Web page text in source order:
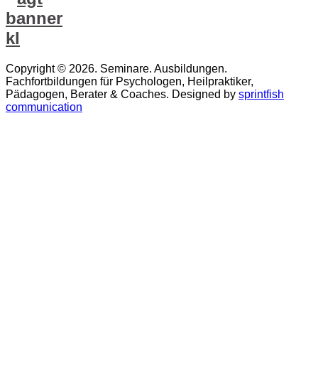
Copyright © 2026. Seminare. Ausbildungen.
Fachfortbildungen für Psychologen, Heilpraktiker,
Pädagogen, Berater & Coaches. Designed by sprintfish
communication